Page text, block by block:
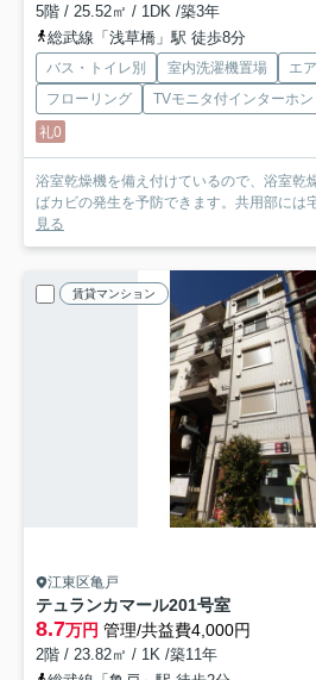
5階 / 25.52㎡ / 1DK /築3年
総武線「浅草橋」駅 徒歩8分
バス・トイレ別 室内洗濯機置場 エ
フローリング
TVモニタ付インターホン
礼0
浴室乾燥機を備え付けているので、浴室乾
ばカビの発生を予防できます。共用部には
見る
賃貸マンション
江東区亀戸
テュランカマール201号室
8.7万円 管理/共益費4,000円
2階 / 23.82㎡ / 1K /築11年